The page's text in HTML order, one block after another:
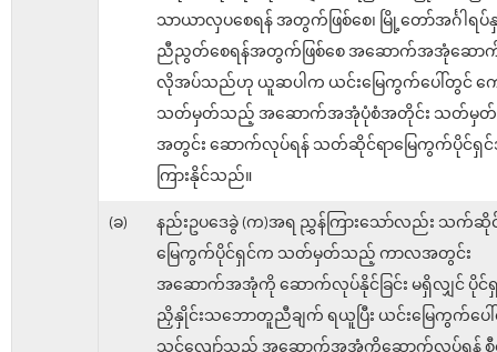
သာယာလှပစေရန် အတွက်ဖြစ်စေ၊ မြို့တော်အင်္ဂါရပ်
ညီညွတ်စေရန်အတွက်ဖြစ်စေ အဆောက်အအုံဆော
လိုအပ်သည်ဟု ယူဆပါက ယင်းမြေကွက်ပေါ်တွင် က
သတ်မှတ်သည့် အဆောက်အအုံပုံစံအတိုင်း သတ်မှ
အတွင်း ဆောက်လုပ်ရန် သတ်ဆိုင်ရာမြေကွက်ပိုင်ရှင်
ကြားနိုင်သည်။
(ခ)
နည်းဥပဒေခွဲ (က)အရ ညွှန်ကြားသော်လည်း သက်ဆို
မြေကွက်ပိုင်ရှင်က သတ်မှတ်သည့် ကာလအတွင်း
အဆောက်အအုံကို ဆောက်လုပ်နိုင်ခြင်း မရှိလျှင် ပိုင်
ညှိနှိုင်းသဘောတူညီချက် ရယူပြီး ယင်းမြေကွက်ပေ
သင့်လျော်သည့် အဆောက်အအုံကိုဆောက်လုပ်ရန် စီ